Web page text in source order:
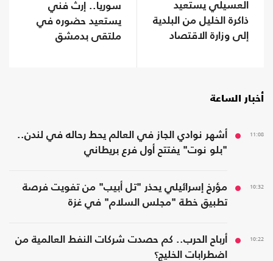
العسيلي يستعيد
ذاكرة الخليل من البلدية
إلى وزارة الاقتصاد
سوريا.. إرث فني
يستعيد حضوره في
ملتقى بدمشق
أخبار الساعة
11:08
أشهر نوادي الجاز في العالم يحط رحاله في لندن..
"بلو نوت" يفتتح أول فرع بريطاني
10:32
مؤرخ إسرائيلي يحذر "تل أبيب" من تفويت فرصة
تطبيق خطة "مجلس السلام" في غزة
10:22
أرباح الحرب.. كم حصدت شركات النفط العالمية من
اضطرابات الخليج؟